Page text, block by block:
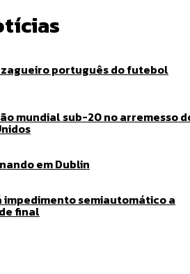
zagueiro português do futebol
mundial sub-20 no arremesso
em Dublin
impedimento semiautomático a
final